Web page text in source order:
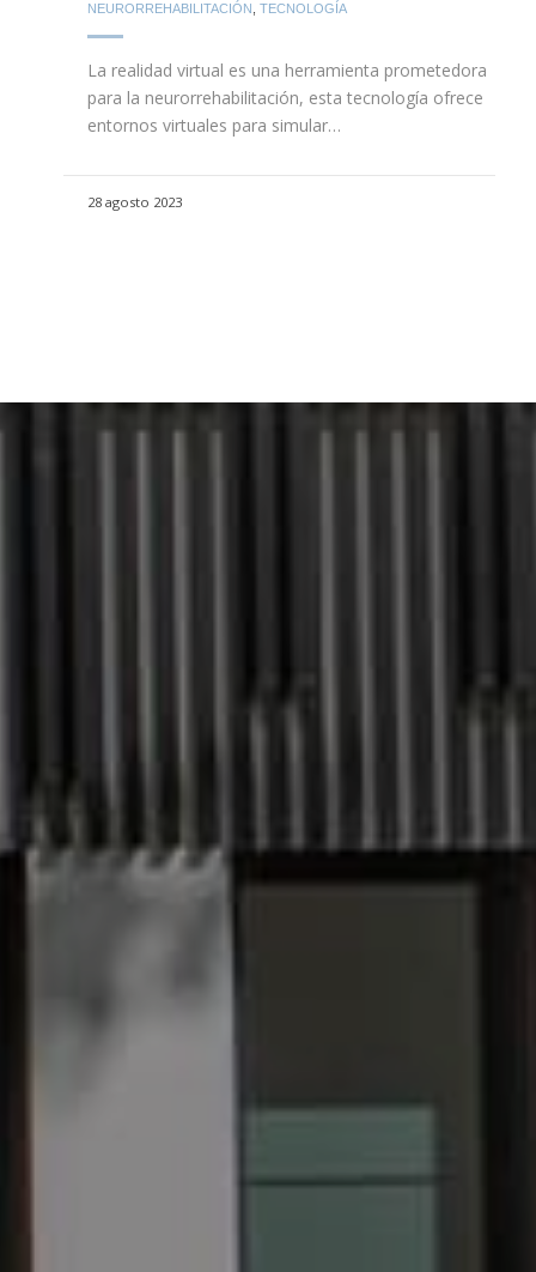
NEURORREHABILITACIÓN TECNOLOGÍA
La realidad virtual es una herramienta prometedora
para la neurorrehabilitación, esta tecnología ofrece
entornos virtuales para simular…
28 agosto 2023